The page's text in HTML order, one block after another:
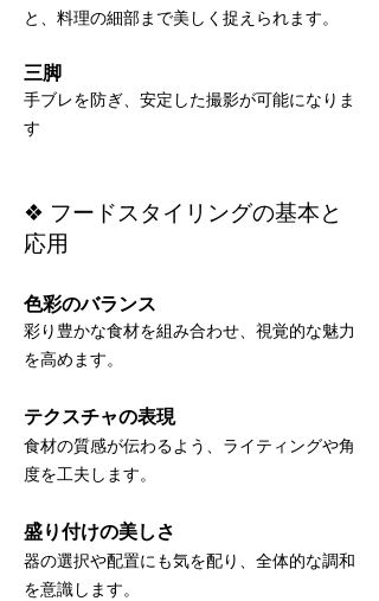
と、料理の細部まで美しく捉えられます。
三脚
手ブレを防ぎ、安定した撮影が可能になりま
す
❖ フードスタイリングの基本と
応用
色彩のバランス
彩り豊かな食材を組み合わせ、視覚的な魅力
を高めます。
テクスチャの表現
食材の質感が伝わるよう、ライティングや角
度を工夫します。
盛り付けの美しさ
器の選択や配置にも気を配り、全体的な調和
を意識します。